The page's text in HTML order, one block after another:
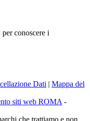
conoscere i
Dati | Mappa del
siti web ROMA -
che trattiamo e non